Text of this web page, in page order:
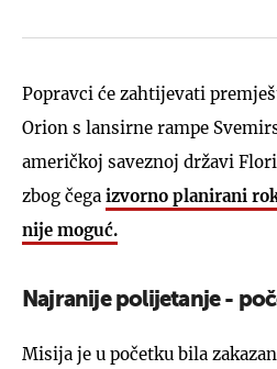
Popravci će zahtijevati
Orion s lansirne rampe
američkoj saveznoj državi
zbog čega izvorno planirani
nije moguć.
Najranije polijetanje -
Misija je u početku bila